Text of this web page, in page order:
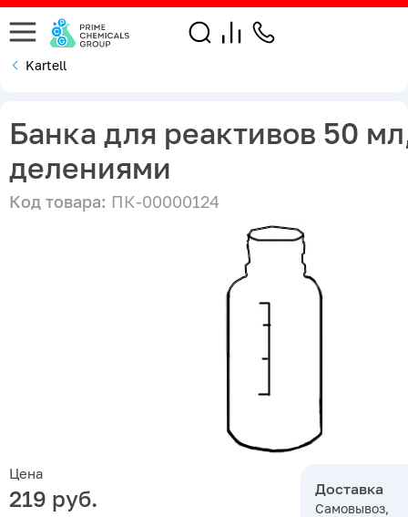
Kartell
Банка для реактивов 50
делениями
Код товара: ПК-00000124
Цена
219 руб. Доставка
Самовывоз,